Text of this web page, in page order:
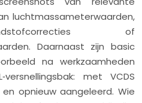
luchtmassameterwaarden,
of
Daarnaast zijn basic
na werkzaamheden
met VCDS
opnieuw aangeleerd. Wie